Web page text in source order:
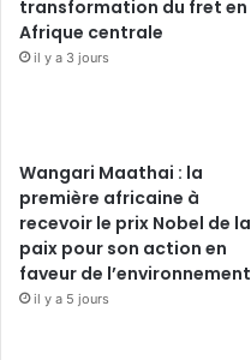
transformation du fret en
Afrique centrale
il y a 3 jours
Wangari Maathai : la
première africaine à
recevoir le prix Nobel de la
paix pour son action en
faveur de l’environnement
il y a 5 jours